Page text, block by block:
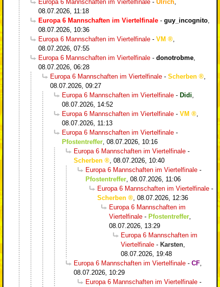
Europa 6 Mannschaften im Viertelfinale - Ulrich,
08.07.2026, 11:18
Europa 6 Mannschaften im Viertelfinale - guy_incognito,
08.07.2026, 10:36
Europa 6 Mannschaften im Viertelfinale - VM
,
08.07.2026, 07:55
Europa 6 Mannschaften im Viertelfinale - donotrobme,
08.07.2026, 06:28
Europa 6 Mannschaften im Viertelfinale - Scherben
,
08.07.2026, 09:27
Europa 6 Mannschaften im Viertelfinale - Didi,
08.07.2026, 14:52
Europa 6 Mannschaften im Viertelfinale - VM
,
08.07.2026, 11:13
Europa 6 Mannschaften im Viertelfinale -
Pfostentreffer, 08.07.2026, 10:16
Europa 6 Mannschaften im Viertelfinale -
Scherben
, 08.07.2026, 10:40
Europa 6 Mannschaften im Viertelfinale -
Pfostentreffer, 08.07.2026, 11:06
Europa 6 Mannschaften im Viertelfinale -
Scherben
, 08.07.2026, 12:36
Europa 6 Mannschaften im
Viertelfinale - Pfostentreffer,
08.07.2026, 13:29
Europa 6 Mannschaften im
Viertelfinale - Karsten,
08.07.2026, 19:48
Europa 6 Mannschaften im Viertelfinale - CF,
08.07.2026, 10:29
Europa 6 Mannschaften im Viertelfinale -